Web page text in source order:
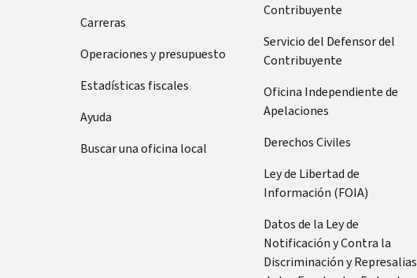
Carreras
Operaciones y presupuesto
Estadísticas fiscales
Ayuda
Buscar una oficina local
Contribuyente
Servicio del Defensor del
Contribuyente
Oficina Independiente de
Apelaciones
Derechos Civiles
Ley de Libertad de
Información (FOIA)
Datos de la Ley de
Notificación y Contra la
Discriminación y Represalias